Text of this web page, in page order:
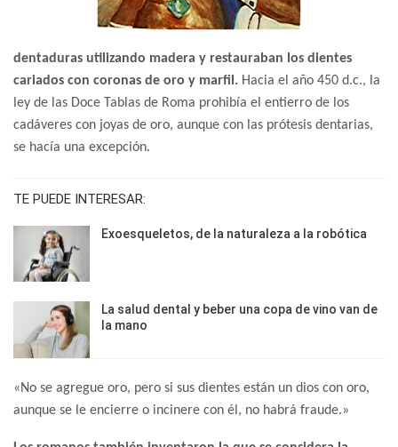
dentaduras utilizando madera y restauraban los dientes
cariados con coronas de oro y marfil. Hacia el año 450 d.c., la
ley de las Doce Tablas de Roma prohibía el entierro de los
cadáveres con joyas de oro, aunque con las prótesis dentarias,
se hacía una excepción.
TE PUEDE INTERESAR:
Exoesqueletos, de la naturaleza a la robótica
La salud dental y beber una copa de vino van de
la mano
«No se agregue oro, pero si sus dientes están un dios con oro,
aunque se le encierre o incinere con él, no habrá fraude.»